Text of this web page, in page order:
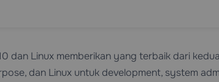
dan Linux memberikan yang terbaik dari
dan Linux untuk development, system